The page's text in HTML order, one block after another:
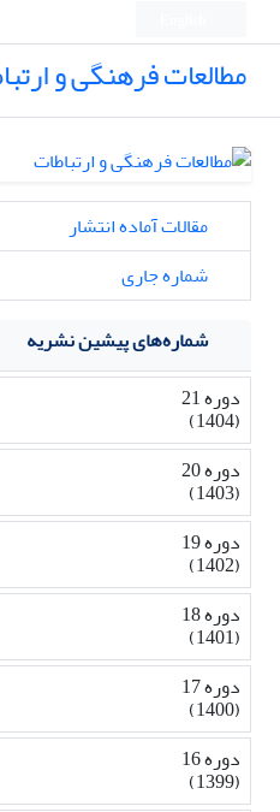
مطالعات فرهنگی و
مقالات آماده انتشار
شماره جاری
شماره‌های پیشین نشریه
دوره 21
(1404)
دوره 20
(1403)
دوره 19
(1402)
دوره 18
(1401)
دوره 17
(1400)
دوره 16
(1399)